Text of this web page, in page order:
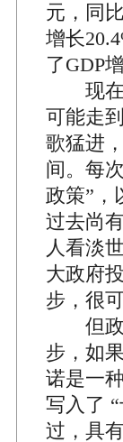
元，同
增长
了GDP
现在
可能走
歌猛进
间。每
政策”，
过去尚
人看淡
大政府
步，很
但政
步，如
诺是一
写入了
过，具